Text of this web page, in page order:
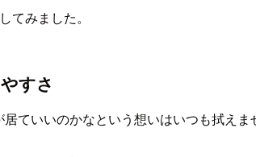
てみました。
すさ
ていいのかなという想いはいつも拭えま